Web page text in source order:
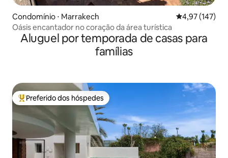
Condomínio ⋅ Marrakech 4,97 de uma
4,97 (147)
Oásis encantador no coração da área turística
Aluguel por temporada de casas para
famílias
Entre os melhores preferidos dos hóspedes
Preferido dos hóspedes